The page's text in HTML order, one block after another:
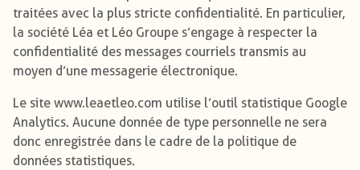
traitées avec la plus stricte confidentialité. En particulier,
la société Léa et Léo Groupe s’engage à respecter la
confidentialité des messages courriels transmis au
moyen d’une messagerie électronique.
Le site www.leaetleo.com utilise l’outil statistique Google
Analytics. Aucune donnée de type personnelle ne sera
donc enregistrée dans le cadre de la politique de
données statistiques.